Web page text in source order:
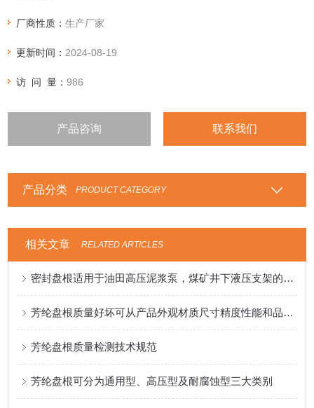
厂商性质：生产厂家
更新时间： 2024-08-19
访 问 量：986
产品咨询 联系我们
产品分类 PRODUCT CATEGORY
相关文章 RELATED ARTICLES
密封盘根适用于油田高压泥浆泵，煤矿井下液压支架的盘根
芳纶盘根质量好坏可从产品外观材质尺寸精度性能和品牌来入手
芳纶盘根质量检测技术规范
芳纶盘根可分为通用型、高压型及耐腐蚀型三大类别